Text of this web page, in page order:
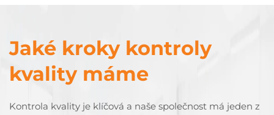
Jaké kroky kontroly
kvality máme
Kontrola kvality je klíčová a naše společnost má jeden z